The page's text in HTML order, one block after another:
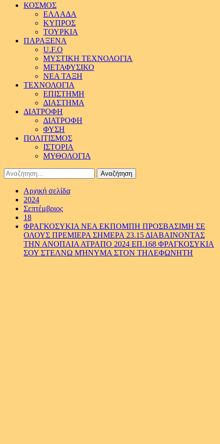
ΚΟΣΜΟΣ
ΕΛΛΑΔΑ
ΚΥΠΡΟΣ
ΤΟΥΡΚΙΑ
ΠΑΡΑΞΕΝΑ
U.F.O
ΜΥΣΤΙΚΗ ΤΕΧΝΟΛΟΓΙΑ
ΜΕΤΑΦΥΣΙΚΟ
ΝΕΑ ΤΑΞΗ
ΤΕΧΝΟΛΟΓΙΑ
ΕΠΙΣΤΗΜΗ
ΔΙΑΣΤΗΜΑ
ΔΙΑΤΡΟΦΗ
ΔΙΑΤΡΟΦΗ
ΦΥΣΗ
ΠΟΛΙΤΙΣΜΟΣ
ΙΣΤΟΡΙΑ
ΜΥΘΟΛΟΓΙΑ
Αναζήτηση
για:
Αρχική σελίδα
2024
Σεπτέμβριος
18
ΦΡΑΓΚΟΣΥΚΙΑ ΝΕΑ ΕΚΠΟΜΠΗ ΠΡΟΣΒΑΣΙΜΗ ΣΕ
ΟΛΟΥΣ ΠΡΕΜΙΕΡΑ ΣΗΜΕΡΑ 23.15 ΔΙΑΒΑΙΝΟΝΤΑΣ
ΤΗΝ ΑΝΟΠΑΙΑ ΑΤΡΑΠΟ 2024 ΕΠ.168 ΦΡΑΓΚΟΣΥΚΙΑ
ΣΟΥ ΣΤΕΛΝΩ ΜΉΝΥΜΑ ΣΤΟΝ ΤΗΛΕΦΩΝΗΤΗ